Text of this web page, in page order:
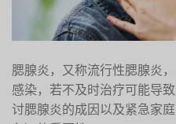
腮腺炎，又称流行性腮腺炎
感染，若不及时治疗可能导
讨腮腺炎的成因以及紧急家